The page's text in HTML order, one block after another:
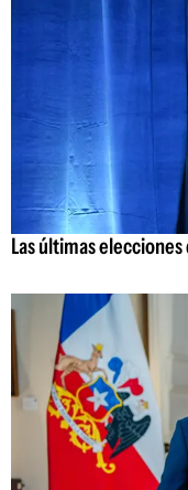
Las últimas